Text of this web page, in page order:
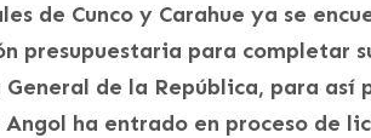
de Cunco y Carahue ya se
presupuestaria para completar
de la República, para así
ha entrado en proceso de